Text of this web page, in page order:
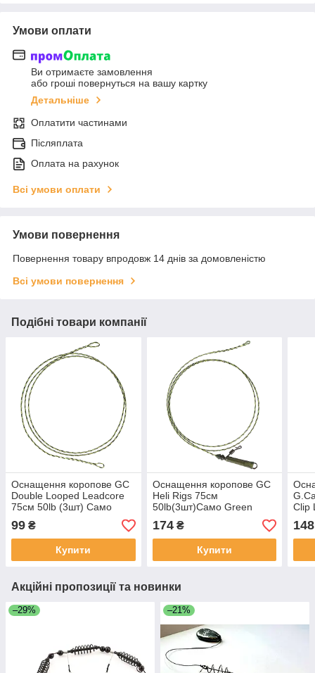
Умови оплати
Ви отримаєте замовлення
або гроші повернуться на вашу картку
Детальніше
Оплатити частинами
Післяплата
Оплата на рахунок
Всі умови оплати
Умови повернення
Повернення товару впродовж 14 днів за домовленістю
Всі умови повернення
Подібні товари компанії
Оснащення коропове GC
Double Looped Leadcore
75см 50lb (3шт) Caмo
Green
99 ₴
Купити
Оснащення коропове GC
Heli Rigs 75см
50lb(3шт)Caмo Green
174₴
Купити
Clip
148
Акційні пропозиції та новинки
–29% –21%